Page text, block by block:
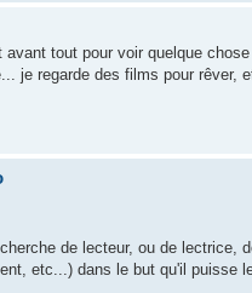
tout pour voir quelque
je regarde des films pour rêver,
de lecteur, ou de lectrice,
etc...) dans le but qu'il puisse